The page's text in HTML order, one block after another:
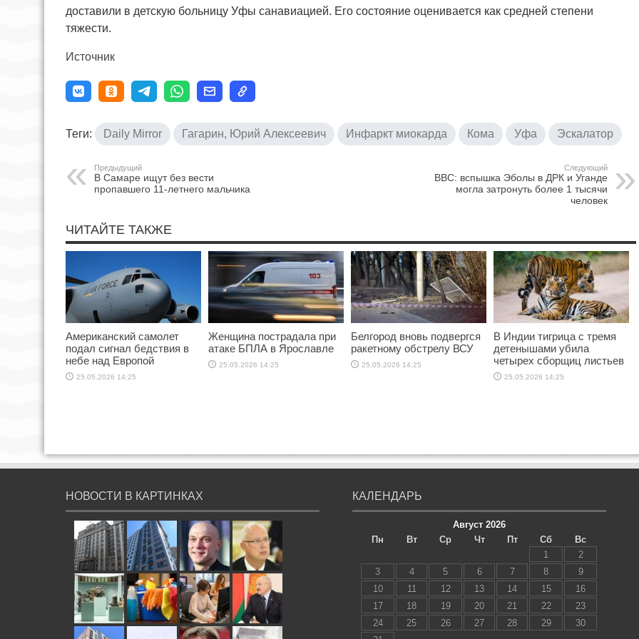
доставили в детскую больницу Уфы санавиацией. Его состояние оценивается как средней степени
тяжести.
Источник
Теги: Daily Mirror Гагарин, Юрий Алексеевич Инфаркт миокарда Кома Уфа Эскалатор
Предыдущий
В Самаре ищут без вести
пропавшего 11-летнего мальчика
Следующий
BBC: вспышка Эболы в ДРК и Уганде
могла затронуть более 1 тысячи
человек
ЧИТАЙТЕ ТАКЖЕ
Американский самолет
подал сигнал бедствия в
небе над Европой
25.05.2026 14:25
Женщина пострадала при
атаке БПЛА в Ярославле
25.05.2026 14:25
Белгород вновь подвергся
ракетному обстрелу ВСУ
25.05.2026 14:25
В Индии тигрица с тремя
детенышами убила
четырех сборщиц листьев
25.05.2026 14:25
НОВОСТИ В КАРТИНКАХ КАЛЕНДАРЬ
Август 2026
Пн
Вт Ср Чт Пт Сб
Вс
1
2
3
4 5 6 7 8
9
10
11 12 13 14 15
16
17
18 19 20 21 22
23
24
25 26 27 28 29
30